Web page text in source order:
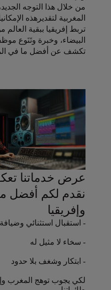
من خلال هذا التوجه
المغربية لتقديرهذه
تربط إفريقيا ببقية
البيضاء، وخبرة وتَنَوع
تكشف عن أفضل ما في
عرض خدماتنا
نقدم لكم أفضل
وإفريقيا
- استقبال استثنائي
- سخاء لا مثيل له
- ابتكار وشغف بلا حدود
لكي يجوب توهج المغرب